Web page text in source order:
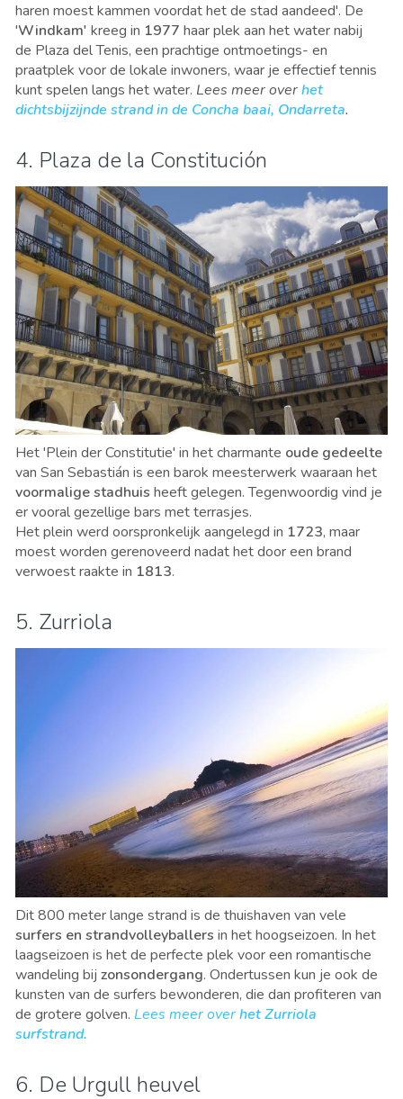
haren moest kammen voordat het de stad aandeed'. De
'Windkam' kreeg in 1977 haar plek aan het water nabij
de Plaza del Tenis, een prachtige ontmoetings- en
praatplek voor de lokale inwoners, waar je effectief tennis
kunt spelen langs het water. Lees meer overhet
dichtsbijzijnde strand in de Concha baai, Ondarreta.
4. Plaza de la Constitución
Het 'Plein der Constitutie' in het charmante oude gedeelte
van San Sebastián is een barok meesterwerk waaraan het
voormalige stadhuis heeft gelegen. Tegenwoordig vind je
er vooral gezellige bars met terrasjes.
Het plein werd oorspronkelijk aangelegd in 1723, maar
moest worden gerenoveerd nadat het door een brand
verwoest raakte in 1813.
5. Zurriola
Dit 800 meter lange strand is de thuishaven van vele
surfers en strandvolleyballers in het hoogseizoen. In het
laagseizoen is het de perfecte plek voor een romantische
wandeling bij zonsondergang. Ondertussen kun je ook de
kunsten van de surfers bewonderen, die dan profiteren van
de grotere golven. Lees meer overhet Zurriola
surfstrand.
6. De Urgull heuvel